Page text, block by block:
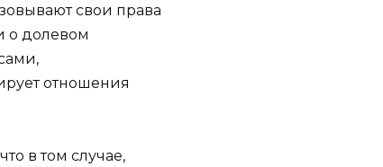
свои права
о долевом
отношения
в том случае,